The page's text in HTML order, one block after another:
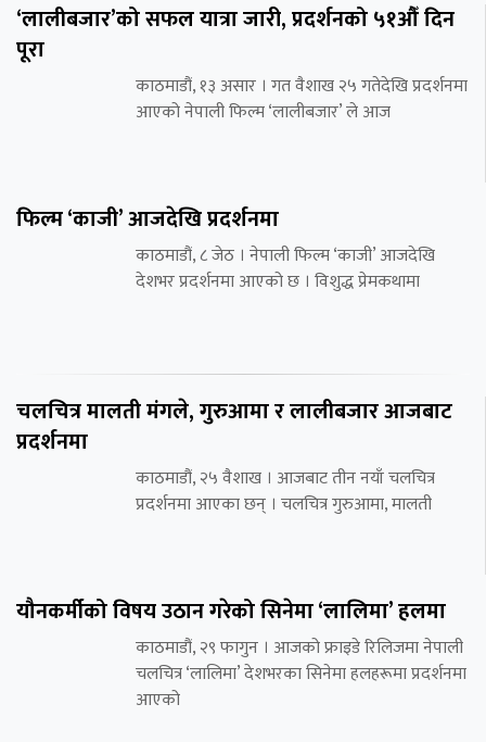
‘लालीबजार’को सफल यात्रा जारी, प्रदर्शनको ५१औँ दिन
पूरा
काठमाडौं, १३ असार । गत वैशाख २५ गतेदेखि प्रदर्शनमा
आएको नेपाली फिल्म ‘लालीबजार’ ले आज
फिल्म ‘काजी’ आजदेखि प्रदर्शनमा
काठमाडौं, ८ जेठ । नेपाली फिल्म ‘काजी’ आजदेखि
देशभर प्रदर्शनमा आएको छ । विशुद्ध प्रेमकथामा
चलचित्र मालती मंगले, गुरुआमा र लालीबजार आजबाट
प्रदर्शनमा
काठमाडौं, २५ वैशाख । आजबाट तीन नयाँ चलचित्र
प्रदर्शनमा आएका छन् । चलचित्र गुरुआमा, मालती
यौनकर्मीको विषय उठान गरेको सिनेमा ‘लालिमा’ हलमा
काठमाडौं, २९ फागुन । आजको फ्राइडे रिलिजमा नेपाली
चलचित्र ‘लालिमा’ देशभरका सिनेमा हलहरूमा प्रदर्शनमा
आएको